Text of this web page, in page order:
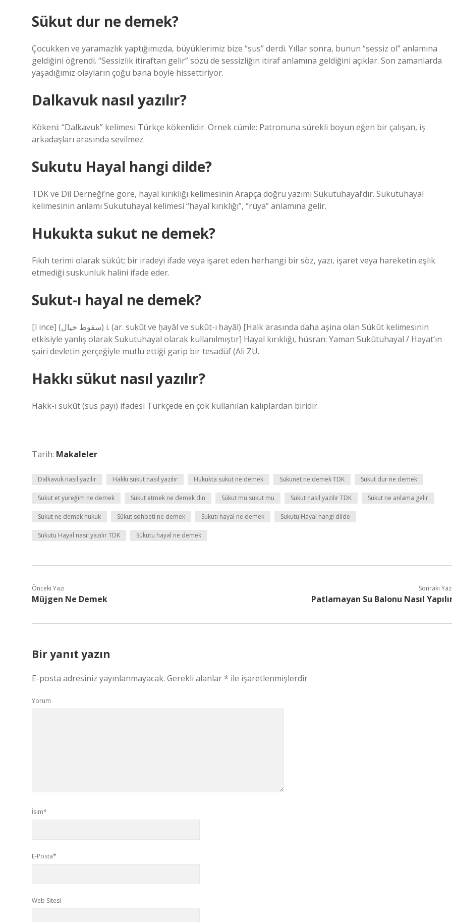
Sükut dur ne demek?
Çocukken ve yaramazlık yaptığımızda, büyüklerimiz bize “sus” derdi. Yıllar sonra, bunun “sessiz ol” anlamına
geldiğini öğrendi. “Sessizlik itiraftan gelir” sözü de sessizliğin itiraf anlamına geldiğini açıklar. Son zamanlarda
yaşadığımız olayların çoğu bana böyle hissettiriyor.
Dalkavuk nasıl yazılır?
Kökeni: “Dalkavuk” kelimesi Türkçe kökenlidir. Örnek cümle: Patronuna sürekli boyun eğen bir çalışan, iş
arkadaşları arasında sevilmez.
Sukutu Hayal hangi dilde?
TDK ve Dil Derneği’ne göre, hayal kırıklığı kelimesinin Arapça doğru yazımı Sukutuhayal’dır. Sukutuhayal
kelimesinin anlamı Sukutuhayal kelimesi “hayal kırıklığı”, “rüya” anlamına gelir.
Hukukta sukut ne demek?
Fıkıh terimi olarak sükût; bir iradeyi ifade veya işaret eden herhangi bir söz, yazı, işaret veya hareketin eşlik
etmediği suskunluk halini ifade eder.
Sukut-ı hayal ne demek?
[l ince] (ﺳﻘﻮﻁ ﺧﻴﺎﻝ) i. (ar. suḳūṭ ve ḫayāl ve suḳūt-ı ḥayāl) [Halk arasında daha aşina olan Sükût kelimesinin
etkisiyle yanlış olarak Sukutuhayal olarak kullanılmıştır] Hayal kırıklığı, hüsran: Yaman Sukūtuhayal / Hayat’ın
şairi devletin gerçeğiyle mutlu ettiği garip bir tesadüf (Ali ZÜ.
Hakkı sükut nasıl yazılır?
Hakk-ı sükût (sus payı) ifadesi Türkçede en çok kullanılan kalıplardan biridir.
Tarih: Makaleler
Dalkavuk nasıl yazılır Hakkı sükut nasıl yazılır Hukukta sukut ne demek Sukunet ne demek TDK Sükut dur ne demek
Sukut et yüreğim ne demek Sükut etmek ne demek din Sükut mu sukut mu Sukut nasıl yazılır TDK Sükut ne anlama gelir
Sukut ne demek hukuk Sükut sohbeti ne demek Sukutı hayal ne demek Sukutu Hayal hangi dilde
Sükutu Hayal nasıl yazılır TDK Sükutu hayal ne demek
Önceki Yazı
Müjgen Ne Demek
Sonraki Yazı
Patlamayan Su Balonu Nasıl
Bir yanıt yazın
E-posta adresiniz yayınlanmayacak. Gerekli alanlar* ile işaretlenmişlerdir
Yorum
İsim*
E-Posta*
Web Sitesi